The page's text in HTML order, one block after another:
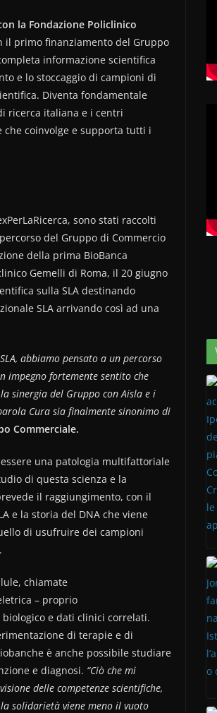
la Fondazione Policlinico
il primo finanziamento del Gruppo
informazione scientifica
e lo stoccaggio di campioni di
Diventa fondamentale
ricerca italiana e i centri
coinvolge e supporta tutti i
sono stati raccolti
del Gruppo di Commercio
della prima BioBanca
Gemelli di Roma, il 20 giugno
sulla SLA destinando
SLA arrivando così ad una
abbiamo pensato a un percorso
impegno fortemente sentito che
sinergia del Gruppo con Aisla e i
Cura sia finalmente sinonimo di
Commerciale.
una patologia multifattoriale
di questa scienza e la
il raggiungimento, con il
e la storia del DNA che viene
di usufruire dei campioni
chiamate
– proprio
e dati clinici correlati.
di terapie e di
è anche possibile studiare
e diagnosi. “Ciò che mi
delle competenze scientifiche,
solidarietà viene meno il vuoto